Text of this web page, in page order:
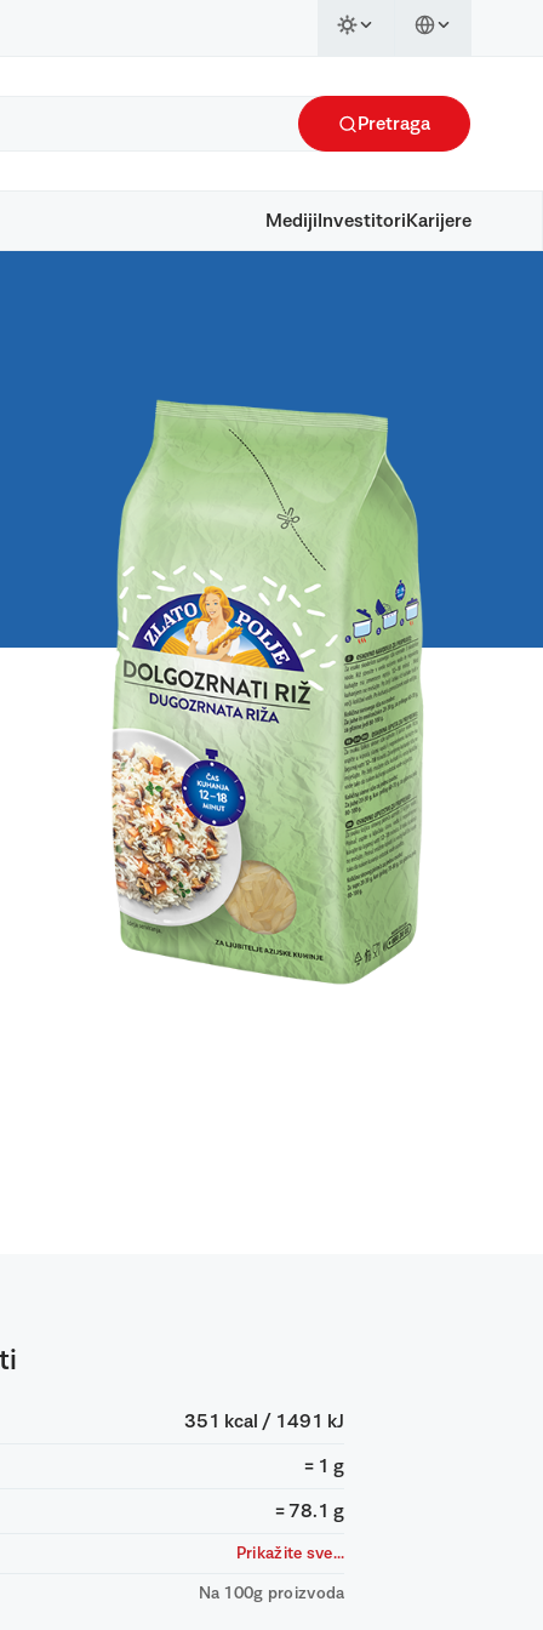
Pretraga
Mediji Investitori Karijere
351 kcal / 1491 kJ
= 1 g
= 78.1 g
Prikažite sve...
Na 100g proizvoda